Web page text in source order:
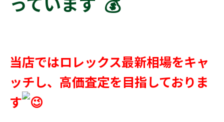
当店ではロレックス最新相場をキャ
ッチし、高価査定を目指しておりま
す